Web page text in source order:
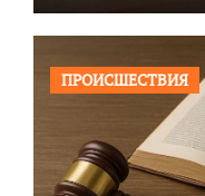
ПРОИСШЕСТВИЯ